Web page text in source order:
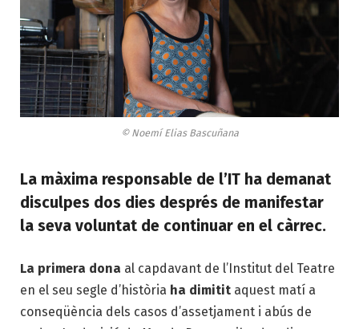
© Noemí Elias Bascuñana
La màxima responsable de l’IT ha demanat
disculpes dos dies després de manifestar
la seva voluntat de continuar en el càrrec.
La primera dona al capdavant de l’Institut del Teatre
en el seu segle d’història ha dimitit aquest matí a
conseqüència dels casos d’assetjament i abús de